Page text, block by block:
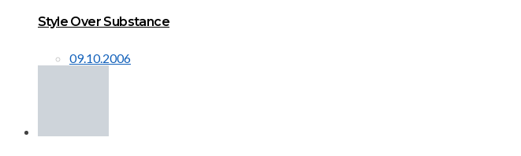
Style Over Substance
09.10.2006